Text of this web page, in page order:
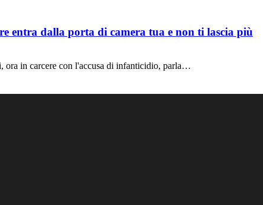
entra dalla porta di camera tua e non ti lascia più
ora in carcere con l'accusa di infanticidio, parla…